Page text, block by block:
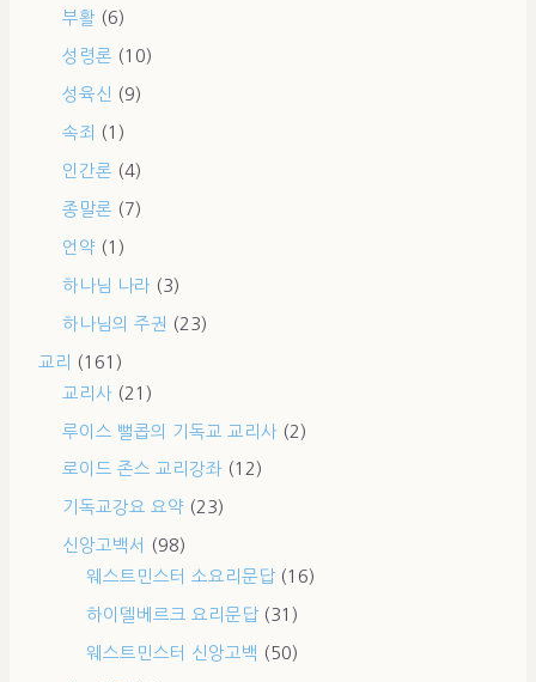
부활 (6)
성령론 (10)
성육신 (9)
속죄 (1)
인간론 (4)
종말론 (7)
언약 (1)
하나님 나라 (3)
하나님의 주권 (23)
교리
(161)
교리사 (21)
루이스 뻘콥의 기독교 교리사 (2)
로이드 존스 교리강좌 (12)
기독교강요 요약 (23)
신앙고백서
(98)
웨스트민스터 소요리문답(16)
하이델베르크 요리문답(31)
웨스트민스터 신앙고백 (50)